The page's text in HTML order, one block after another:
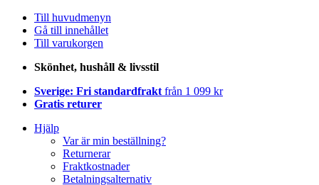
Till huvudmenyn
Gå till innehållet
Till varukorgen
Skönhet, hushåll & livsstil
Sverige: Fri standardfrakt från 1 099 kr
Gratis returer
Hjälp
Var är min beställning?
Returnerar
Fraktkostnader
Betalningsalternativ